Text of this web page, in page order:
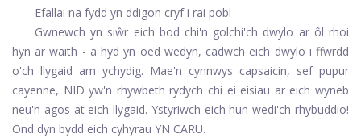
Efallai na fydd yn ddigon cryf i rai pobl
Gwnewch yn siŵr eich bod chi'n golchi'ch dwylo ar ôl rhoi
hyn ar waith - a hyd yn oed wedyn, cadwch eich dwylo i ffwrdd
o'ch llygaid am ychydig. Mae'n cynnwys capsaicin, sef pupur
cayenne, NID yw'n rhywbeth rydych chi ei eisiau ar eich wyneb
neu'n agos at eich llygaid. Ystyriwch eich hun wedi'ch rhybuddio!
Ond dyn bydd eich cyhyrau YN CARU.